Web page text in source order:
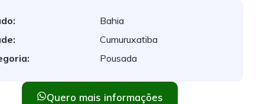
Bahia
Cumuruxatiba
Pousada
Quero mais informações